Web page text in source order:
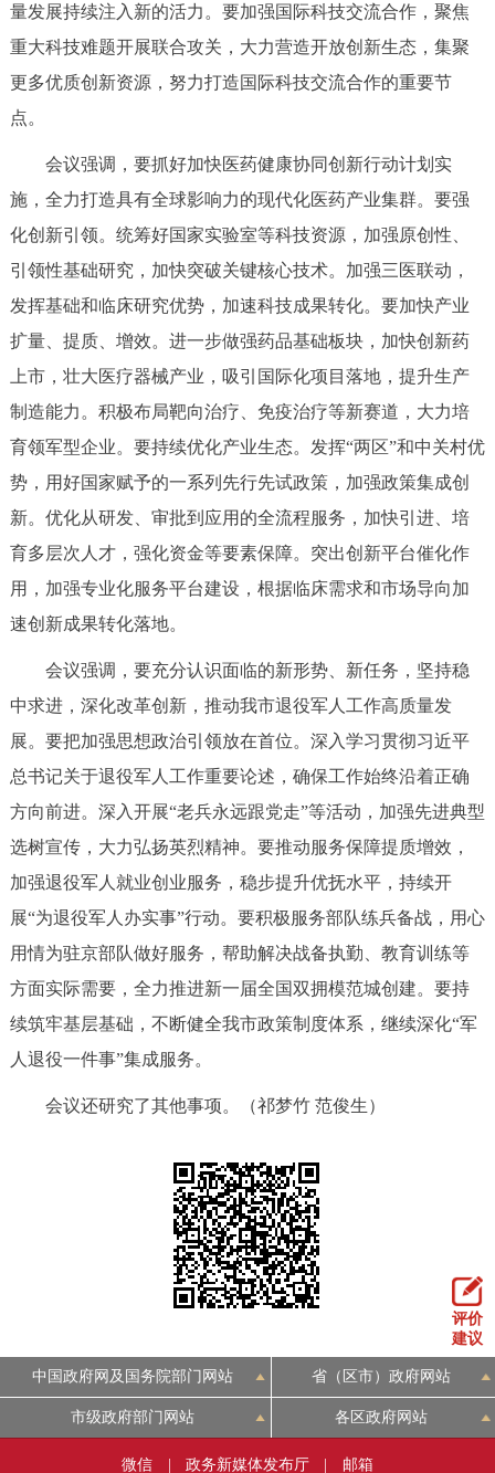
回到顶部
量发展持续注入新的活力。要加强国际科技交流合作，聚焦
重大科技难题开展联合攻关，大力营造开放创新生态，集聚
更多优质创新资源，努力打造国际科技交流合作的重要节
点。
会议强调，要抓好加快医药健康协同创新行动计划实
施，全力打造具有全球影响力的现代化医药产业集群。要强
化创新引领。统筹好国家实验室等科技资源，加强原创性、
引领性基础研究，加快突破关键核心技术。加强三医联动，
发挥基础和临床研究优势，加速科技成果转化。要加快产业
扩量、提质、增效。进一步做强药品基础板块，加快创新药
上市，壮大医疗器械产业，吸引国际化项目落地，提升生产
制造能力。积极布局靶向治疗、免疫治疗等新赛道，大力培
育领军型企业。要持续优化产业生态。发挥“两区”和中关村优
势，用好国家赋予的一系列先行先试政策，加强政策集成创
新。优化从研发、审批到应用的全流程服务，加快引进、培
育多层次人才，强化资金等要素保障。突出创新平台催化作
用，加强专业化服务平台建设，根据临床需求和市场导向加
速创新成果转化落地。
会议强调，要充分认识面临的新形势、新任务，坚持稳
中求进，深化改革创新，推动我市退役军人工作高质量发
展。要把加强思想政治引领放在首位。深入学习贯彻习近平
总书记关于退役军人工作重要论述，确保工作始终沿着正确
方向前进。深入开展“老兵永远跟党走”等活动，加强先进典型
选树宣传，大力弘扬英烈精神。要推动服务保障提质增效，
加强退役军人就业创业服务，稳步提升优抚水平，持续开
展“为退役军人办实事”行动。要积极服务部队练兵备战，用心
用情为驻京部队做好服务，帮助解决战备执勤、教育训练等
方面实际需要，全力推进新一届全国双拥模范城创建。要持
续筑牢基层基础，不断健全我市政策制度体系，继续深化“军
人退役一件事”集成服务。
会议还研究了其他事项。（祁梦竹 范俊生）
评价
建议
中国政府网及国务院部门网站 省（区市）政府网站
市级政府部门网站 各区政府网站
微信 政务新媒体发布厅 邮箱